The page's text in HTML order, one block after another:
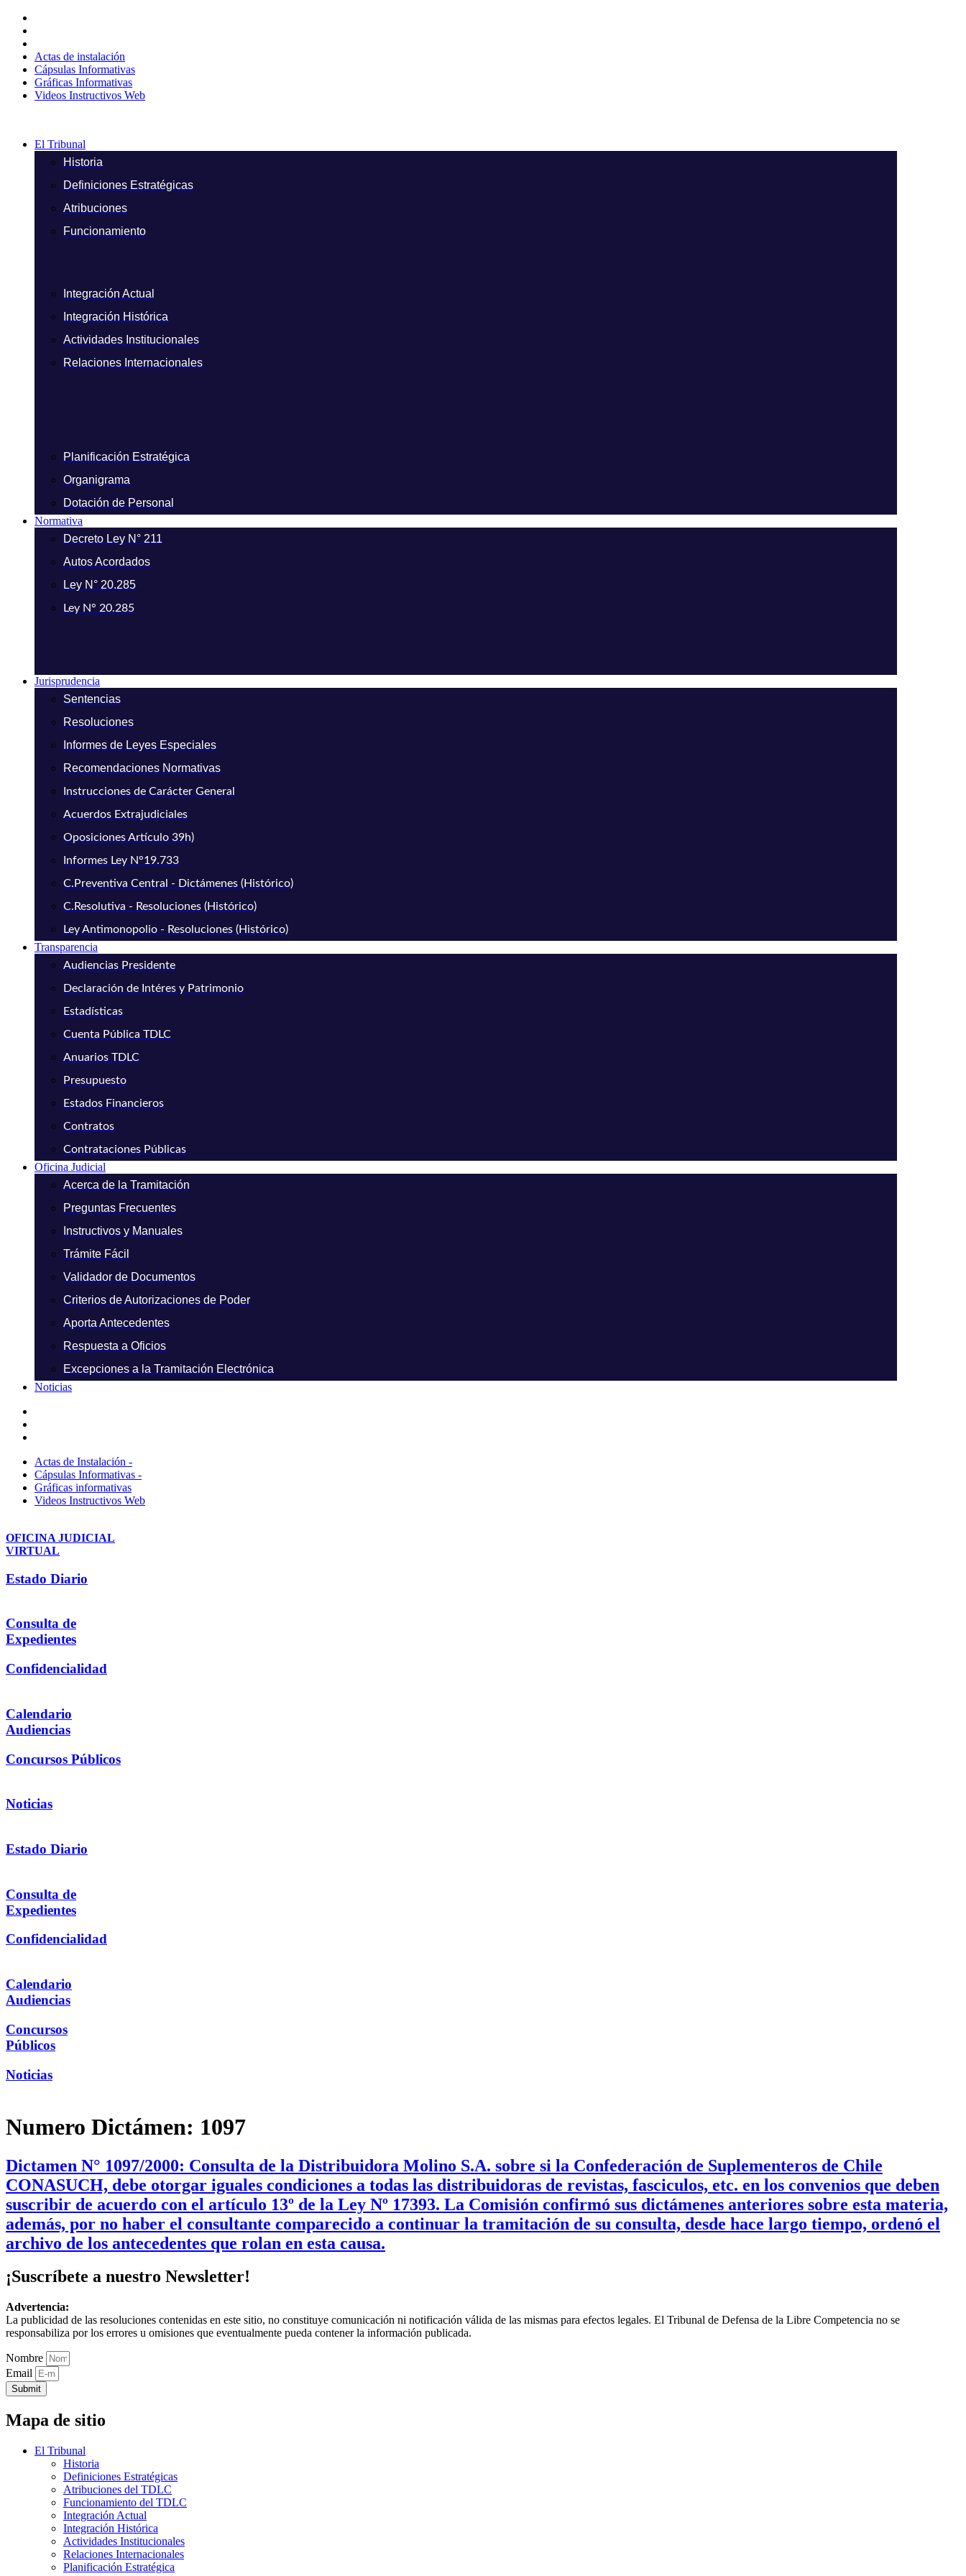
contenido
Actas de instalación
Cápsulas Informativas
Gráficas Informativas
Videos Instructivos Web
El Tribunal
Historia
Definiciones Estratégicas
Atribuciones
Funcionamiento
Integración Actual
Integración Histórica
Actividades Institucionales
Relaciones Internacionales
Planificación Estratégica
Organigrama
Dotación de Personal
Normativa
Decreto Ley N° 211
Autos Acordados
Ley N° 20.285
Ley N° 20.285
Jurisprudencia
Sentencias
Resoluciones
Informes de Leyes Especiales
Recomendaciones Normativas
Instrucciones de Carácter General
Acuerdos Extrajudiciales
Oposiciones Artículo 39h)
Informes Ley N°19.733
C.Preventiva Central - Dictámenes (Histórico)
C.Resolutiva - Resoluciones (Histórico)
Ley Antimonopolio - Resoluciones (Histórico)
Transparencia
Audiencias Presidente
Declaración de Intéres y Patrimonio
Estadísticas
Cuenta Pública TDLC
Anuarios TDLC
Presupuesto
Estados Financieros
Contratos
Contrataciones Públicas
Oficina Judicial
Acerca de la Tramitación
Preguntas Frecuentes
Instructivos y Manuales
Trámite Fácil
Validador de Documentos
Criterios de Autorizaciones de Poder
Aporta Antecedentes
Respuesta a Oficios
Excepciones a la Tramitación Electrónica
Noticias
Actas de Instalación -
Cápsulas Informativas -
Gráficas informativas
Videos Instructivos Web
OFICINA JUDICIAL
VIRTUAL
Estado Diario
Consulta de
Expedientes
Confidencialidad
Calendario
Audiencias
Concursos Públicos
Noticias
Estado Diario
Consulta de
Expedientes
Confidencialidad
Calendario
Audiencias
Concursos
Públicos
Noticias
Numero Dictámen: 1097
Dictamen N° 1097/2000: Consulta de la Distribuidora Molino S.A. sobre si la Confederación de Suplementeros de Chile
CONASUCH, debe otorgar iguales condiciones a todas las distribuidoras de revistas, fasciculos, etc. en los convenios que deben
suscribir de acuerdo con el artículo 13º de la Ley Nº 17393. La Comisión confirmó sus dictámenes anteriores sobre esta materia,
además, por no haber el consultante comparecido a continuar la tramitación de su consulta, desde hace largo tiempo, ordenó el
archivo de los antecedentes que rolan en esta causa.
¡Suscríbete a nuestro Newsletter!
Advertencia:
La publicidad de las resoluciones contenidas en este sitio, no constituye comunicación ni notificación válida de las mismas para efectos legales. El Tribunal de Defensa de la Libre Competencia no se
responsabiliza por los errores u omisiones que eventualmente pueda contener la información publicada.
Nombre
Email
Submit
Mapa de sitio
El Tribunal
Historia
Definiciones Estratégicas
Atribuciones del TDLC
Funcionamiento del TDLC
Integración Actual
Integración Histórica
Actividades Institucionales
Relaciones Internacionales
Planificación Estratégica